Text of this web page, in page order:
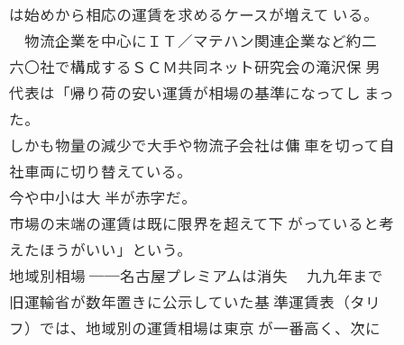
は始めから相応の運賃を求めるケースが増えて いる。
物流企業を中心にＩＴ／マテハン関連企業など約二
六〇社で構成するＳＣＭ共同ネット研究会の滝沢保 男
代表は「帰り荷の安い運賃が相場の基準になってし まっ
た。
しかも物量の減少で大手や物流子会社は傭 車を切って自
社車両に切り替えている。
今や中小は大 半が赤字だ。
市場の末端の運賃は既に限界を超えて下 がっていると考
えたほうがいい」という。
地域別相場 ──名古屋プレミアムは消失 九九年まで
旧運輸省が数年置きに公示していた基 準運賃表（タリ
フ）では、地域別の運賃相場は東京 が一番高く、次に